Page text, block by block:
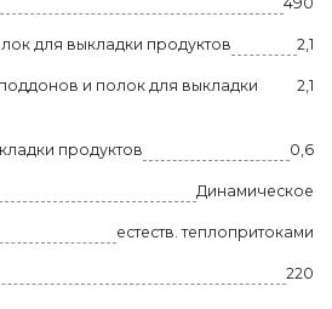
для выкладки продуктов 2,1
и полок для выкладки
2,1
продуктов 0,6
Динамическое
естеств. теплопритоками
220